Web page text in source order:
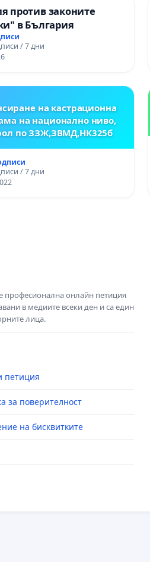
против законите
в България
/ 7 дни
на кастрационна
на национално ниво,
по ЗЗЖ,ЗВМД,НК325б
/ 7 дни
професионална онлайн петиция
в медиите всеки ден и са един
лица.
петиция
за поверителност
на бисквитките